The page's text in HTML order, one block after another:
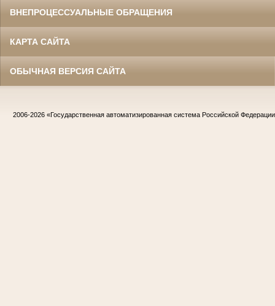
ВНЕПРОЦЕССУАЛЬНЫЕ ОБРАЩЕНИЯ
КАРТА САЙТА
ОБЫЧНАЯ ВЕРСИЯ САЙТА
2006-2026 «Государственная автоматизированная система Российской